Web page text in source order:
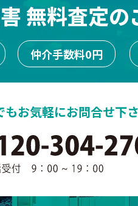
無料査定
仲介手数料0円
もお気軽にお問合せ下